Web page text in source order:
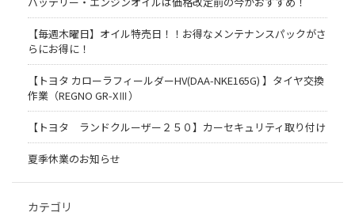
【毎週木曜日】オイル特売日！！お得なメンテナンスパックがさ
らにお得に！
【トヨタ カローラフィールダーHV(DAA-NKE165G) 】タイヤ交換
作業（REGNO GR-XⅢ）
【トヨタ ランドクルーザー２５０】カーセキュリティ取り付け
夏季休業のお知らせ
カテゴリ